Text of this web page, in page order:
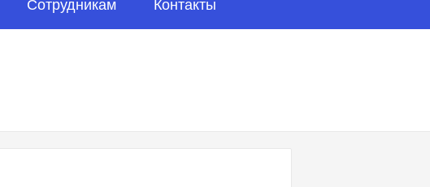
Сотрудникам Контакты